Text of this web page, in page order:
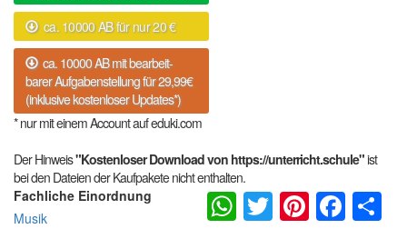
ca. 10000 AB für nur 20 €
ca. 10000 AB mit bearbeit-
barer Aufgabenstellung für 29,99€
(inklusive kostenloser Updates*)
* nur mit einem Account auf eduki.com
Der Hinweis"Kostenloser Download von https://unterricht.schule"ist
bei den Dateien der Kaufpakete nicht enthalten.
Fachliche Einordnung
Musik
WhatsApp
Twitter